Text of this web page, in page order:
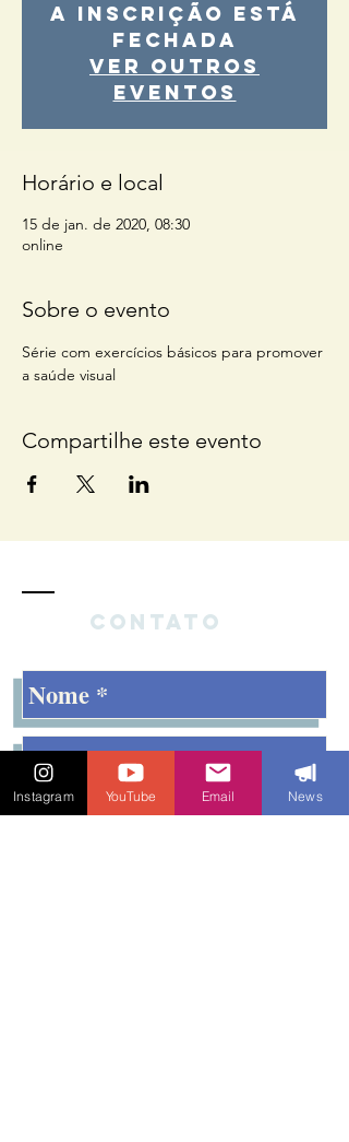
A inscrição está
fechada
Ver outros
eventos
Horário e local
15 de jan. de 2020, 08:30
online
Sobre o evento
Série com exercícios básicos para promover
a saúde visual
Compartilhe este evento
Contato
Instagram YouTube Email News